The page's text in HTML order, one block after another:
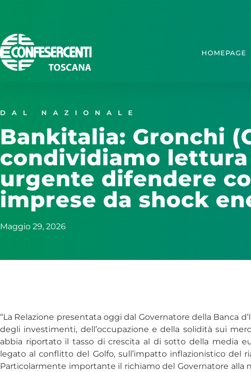
HOMEPAGE
DAL NAZIONALE
Bankitalia: Gronchi
condividiamo lettura
urgente difendere
imprese da shock
Maggio 29, 2026
“La Relazione presentata oggi dal Governatore della Banca
degli investimenti, dell’occupazione e della solidità sui
abbia riportato il tasso di crescita al di sotto della media
legato al conflitto del Golfo, sull’impatto inflazionistico del
Particolarmente importante il richiamo del Governatore